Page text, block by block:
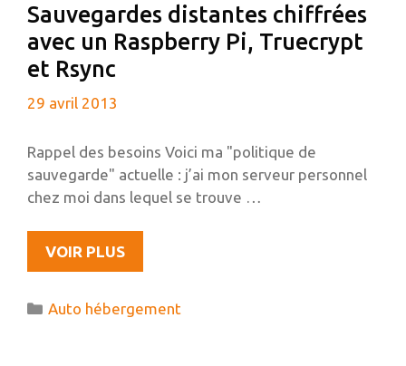
Sauvegardes distantes chiffrées
avec un Raspberry Pi, Truecrypt
et Rsync
29 avril 2013
Rappel des besoins Voici ma "politique de
sauvegarde" actuelle : j’ai mon serveur personnel
chez moi dans lequel se trouve …
VOIR PLUSSAUVEGARDES
DISTANTES
AVEC
Catégories
Auto hébergement